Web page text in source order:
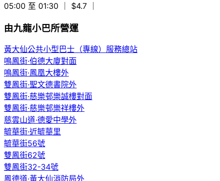
05:00 至 01:30 ｜ $4.7
由九龍小巴所營運
黃大仙公共小型巴士（專線）服務總站
鳴鳳街·伯德大廈對面
鳴鳳街·鳳凰大樓外
雙鳳街·聖文德書院外
雙鳳街·慈樂邨樂誠樓對面
雙鳳街·慈樂邨樂祥樓外
慈雲山道·德愛中學外
毓華街·近毓華里
毓華街56號
雙鳳街62號
雙鳳街32-34號
鳳德道·黃大仙消防局外